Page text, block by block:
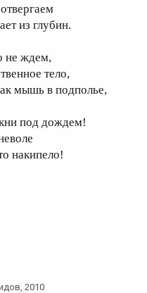
из глубин.
не ждем,
тело,
мышь в подполье,
под дождем!
накипело!
, 2010